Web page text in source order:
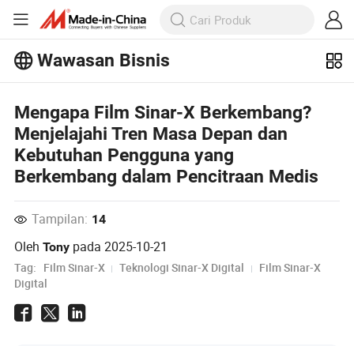
Wawasan Bisnis
Mengapa Film Sinar-X Berkembang?
Menjelajahi Tren Masa Depan dan
Kebutuhan Pengguna yang
Berkembang dalam Pencitraan Medis
Tampilan: 14
OlehTony pada2025-10-21
Tag: Film Sinar-X Teknologi Sinar-X Digital
Film Sinar-X
Digital